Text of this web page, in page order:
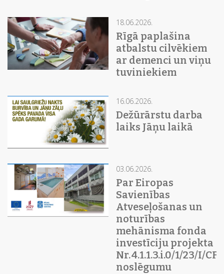
18.06.2026.
Rīgā paplašina
atbalstu cilvēkiem
ar demenci un viņu
tuviniekiem
16.06.2026.
Dežūrārstu darba
laiks Jāņu laikā
03.06.2026.
Par Eiropas
Savienības
Atveseļošanas un
noturības
mehānisma fonda
investīciju projekta
Nr. 4.1.1.3.i.0/1/23/I/
noslēgumu